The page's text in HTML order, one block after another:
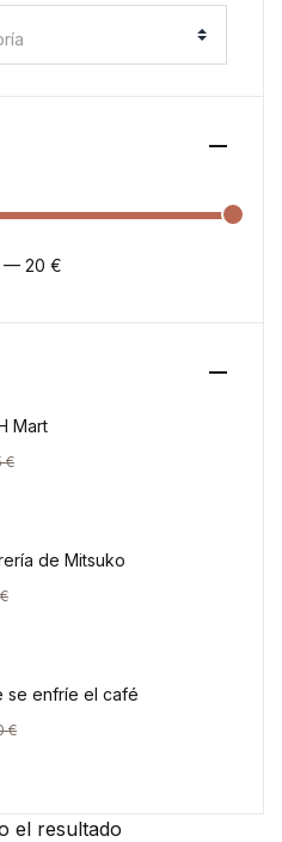
el resultado
— 20 €
Mart
€
de Mitsuko
€
se enfríe el café
€